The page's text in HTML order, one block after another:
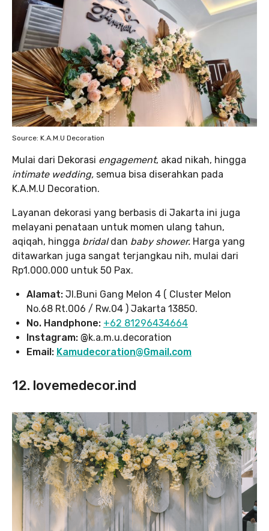
Source: K.A.M.U Decoration
Mulai dari Dekorasi engagement, akad nikah, hingga
intimate wedding, semua bisa diserahkan pada
K.A.M.U Decoration.
Layanan dekorasi yang berbasis di Jakarta ini juga
melayani penataan untuk momen ulang tahun,
aqiqah, hingga bridaldan baby shower. Harga yang
ditawarkan juga sangat terjangkau nih, mulai dari
Rp1.000.000 untuk 50 Pax.
Alamat: Jl.Buni Gang Melon 4 ( Cluster Melon
No.68 Rt.006 / Rw.04 ) Jakarta 13850.
No. Handphone: +62 81296434664
Instagram: @k.a.m.u.decoration
Email: Kamudecoration@Gmail.com
12. lovemedecor.ind